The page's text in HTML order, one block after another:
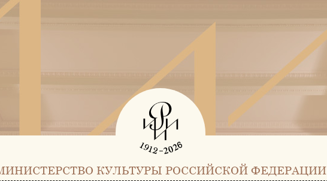
КУЛЬТУРЫ РОССИЙСКОЙ ФЕДЕРАЦИИ